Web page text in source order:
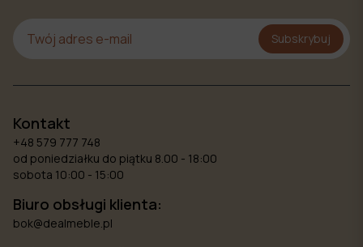
Subskrybuj
Kontakt
+48 579 777 748
od poniedziałku do piątku 8.00 - 18:00
sobota 10:00 - 15:00
Biuro obsługi klienta:
bok@dealmeble.pl